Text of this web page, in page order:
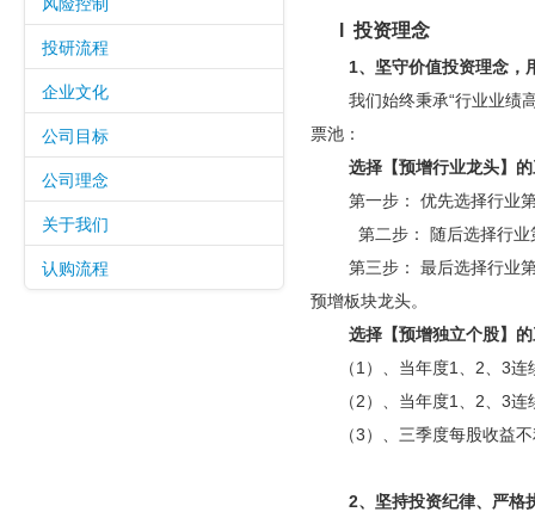
投研流程
企业文化
公司目标
公司理念
关于我们
认购流程
l 投资理念
1、坚守价值投资理念，
我们始终秉承“行业业绩
票池：
选择【预增行业龙头】
第一步： 优先选择行业第
第二步： 随后选择行
第三步：
最后选择行业
预增板块龙头。
选择【预增独立个股】的
（1 ）、当年度1 2 3连
（2）、当年度1 2 3连
（3）、 三季度每股收益
2、坚持投资纪律、严格